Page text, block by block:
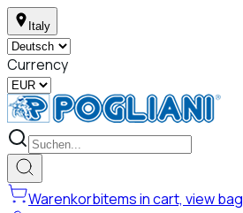
Italy
Currency
Warenkorbitems in cart, view bag